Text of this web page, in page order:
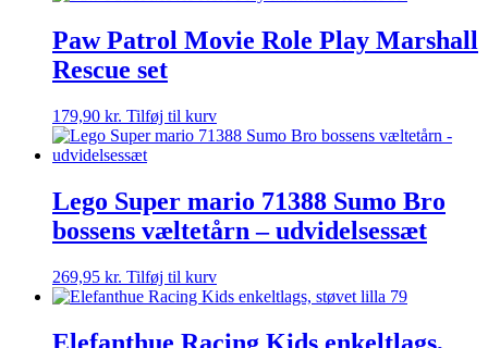
Paw Patrol Movie Role Play Marshall
Rescue set
179,90 kr. Tilføj til kurv
Lego Super mario 71388 Sumo Bro
bossens væltetårn – udvidelsessæt
269,95 kr. Tilføj til kurv